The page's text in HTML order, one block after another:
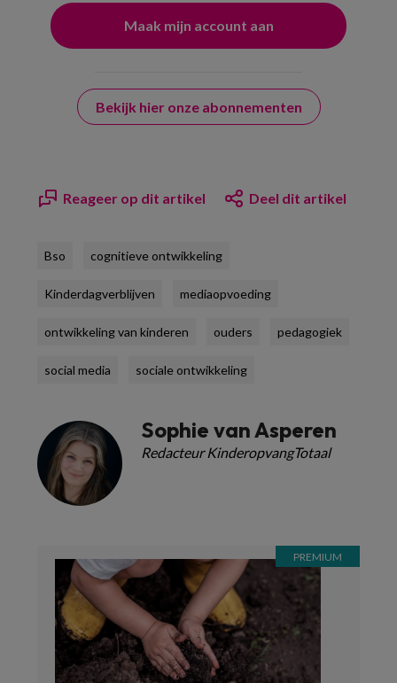
Bekijk hier onze abonnementen
Reageer op dit artikel Deel dit artikel
Bso cognitieve ontwikkeling
Kinderdagverblijven mediaopvoeding
ontwikkeling van kinderen ouders pedagogiek
social media sociale ontwikkeling
Sophie van Asperen
Redacteur KinderopvangTotaal